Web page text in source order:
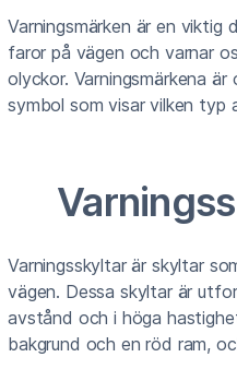
Varningsmärken är en
faror på vägen och varnar
olyckor. Varningsmärkena
symbol som visar vilken typ
Varningsskyltar är skyltar
vägen. Dessa skyltar är
avstånd och i höga
bakgrund och en röd ram,